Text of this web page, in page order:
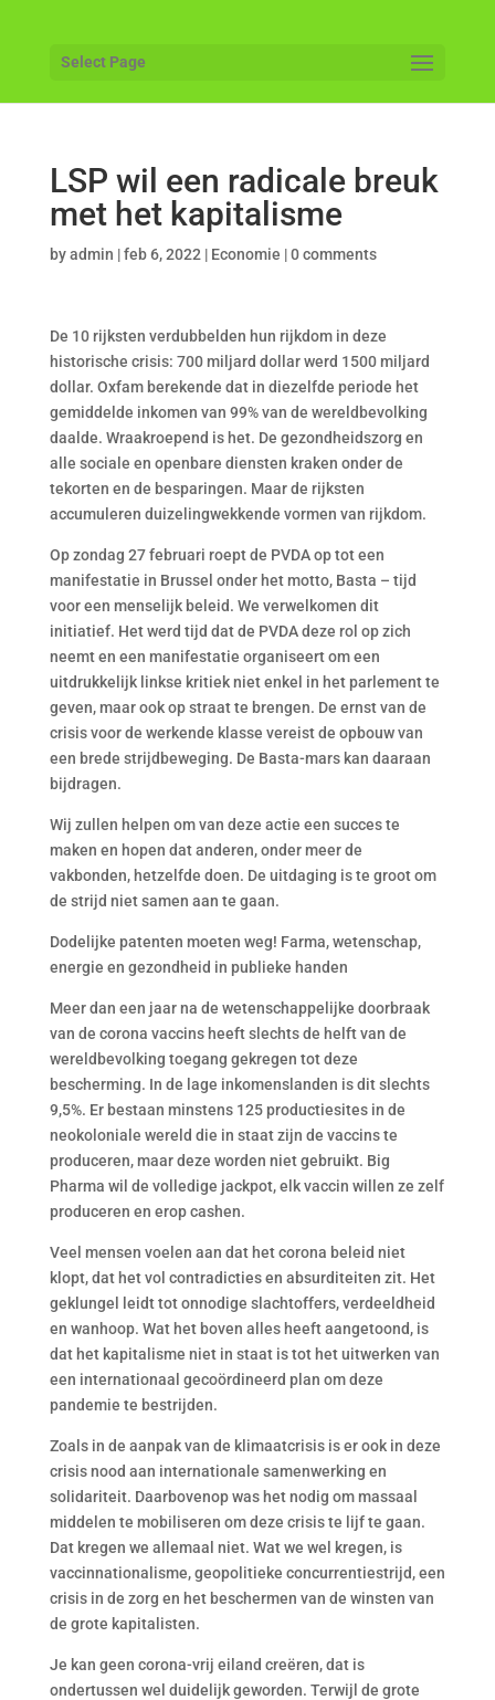
Select Page
LSP wil een radicale breuk
met het kapitalisme
byadmin |feb 6, 2022 | Economie |0 comments
De 10 rijksten verdubbelden hun rijkdom in deze
historische crisis: 700 miljard dollar werd 1500 miljard
dollar. Oxfam berekende dat in diezelfde periode het
gemiddelde inkomen van 99% van de wereldbevolking
daalde. Wraakroepend is het. De gezondheidszorg en
alle sociale en openbare diensten kraken onder de
tekorten en de besparingen. Maar de rijksten
accumuleren duizelingwekkende vormen van rijkdom.
Op zondag 27 februari roept de PVDA op tot een
manifestatie in Brussel onder het motto, Basta – tijd
voor een menselijk beleid. We verwelkomen dit
initiatief. Het werd tijd dat de PVDA deze rol op zich
neemt en een manifestatie organiseert om een
uitdrukkelijk linkse kritiek niet enkel in het parlement te
geven, maar ook op straat te brengen. De ernst van de
crisis voor de werkende klasse vereist de opbouw van
een brede strijdbeweging. De Basta-mars kan daaraan
bijdragen.
Wij zullen helpen om van deze actie een succes te
maken en hopen dat anderen, onder meer de
vakbonden, hetzelfde doen. De uitdaging is te groot om
de strijd niet samen aan te gaan.
Dodelijke patenten moeten weg! Farma, wetenschap,
energie en gezondheid in publieke handen
Meer dan een jaar na de wetenschappelijke doorbraak
van de corona vaccins heeft slechts de helft van de
wereldbevolking toegang gekregen tot deze
bescherming. In de lage inkomenslanden is dit slechts
9,5%. Er bestaan minstens 125 productiesites in de
neokoloniale wereld die in staat zijn de vaccins te
produceren, maar deze worden niet gebruikt. Big
Pharma wil de volledige jackpot, elk vaccin willen ze zelf
produceren en erop cashen.
Veel mensen voelen aan dat het corona beleid niet
klopt, dat het vol contradicties en absurditeiten zit. Het
geklungel leidt tot onnodige slachtoffers, verdeeldheid
en wanhoop. Wat het boven alles heeft aangetoond, is
dat het kapitalisme niet in staat is tot het uitwerken van
een internationaal gecoördineerd plan om deze
pandemie te bestrijden.
Zoals in de aanpak van de klimaatcrisis is er ook in deze
crisis nood aan internationale samenwerking en
solidariteit. Daarbovenop was het nodig om massaal
middelen te mobiliseren om deze crisis te lijf te gaan.
Dat kregen we allemaal niet. Wat we wel kregen, is
vaccinnationalisme, geopolitieke concurrentiestrijd, een
crisis in de zorg en het beschermen van de winsten van
de grote kapitalisten.
Je kan geen corona-vrij eiland creëren, dat is
ondertussen wel duidelijk geworden. Terwijl de grote